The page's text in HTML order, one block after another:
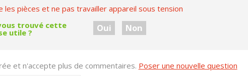
les pièces et ne pas travailler appareil sous tension
trouvé cette
utile ? Oui Non
et n'accepte plus de commentaires. Poser une nouvelle question